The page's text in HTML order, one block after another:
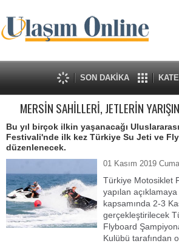
SON DAKİKA
MERSİN SAHİLLERİ, JETLERİN
Bu yıl birçok ilkin yaşanacağı
Festivali'nde ilk kez Türkiye Su Jeti ve
düzenlenecek.
01 Kasım 2019
Türkiye Motosiklet
yapılan
kapsamında 2-3
gerçekleştirilecek
Flyboard
Kulübü tarafından